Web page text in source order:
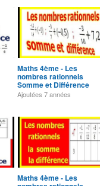
Maths 4ème - Les
nombres rationnels
Somme et Différence
Exercice 9
Ajoutées 7 années
Maths 4ème - Les